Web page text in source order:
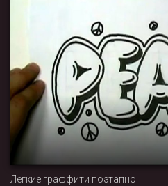
Легкие граффити поэтапно